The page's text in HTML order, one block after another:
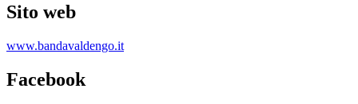
Sito web
www.bandavaldengo.it
Facebook